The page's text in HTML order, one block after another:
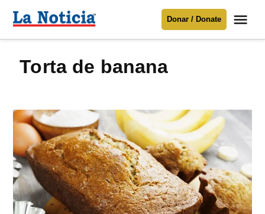
Para mantenerte informado necesitamos
contenido
Noticia
Donar / Donate
torta de banana